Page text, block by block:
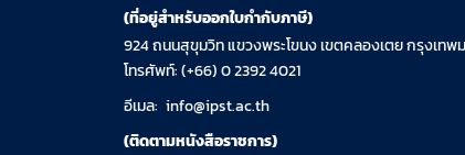
(ที่อยู่สำหรับออกใบกำกับภาษี)
924 ถนนสุขุมวิท แขวงพระโขนง เขตคลองเตย กรุงเทพม
โทรศัพท์: (+66) 0 2392 4021
อีเมล: info@ipst.ac.th
(ติดตามหนังสือราชการ)